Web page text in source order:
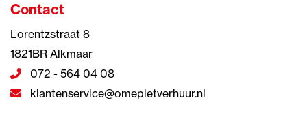
Contact
Lorentzstraat 8
1821BR Alkmaar
072 - 564 04 08
klantenservice@omepietverhuur.nl